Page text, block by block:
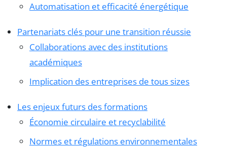
Automatisation et efficacité énergétique
Partenariats clés pour une transition réussie
Collaborations avec des institutions
académiques
Implication des entreprises de tous sizes
Les enjeux futurs des formations
Économie circulaire et recyclabilité
Normes et régulations environnementales